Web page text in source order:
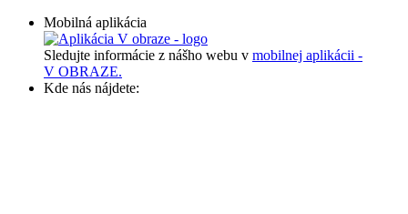
Mobilná aplikácia
Sledujte informácie z nášho webu v mobilnej aplikácii -
V OBRAZE.
Kde nás nájdete: